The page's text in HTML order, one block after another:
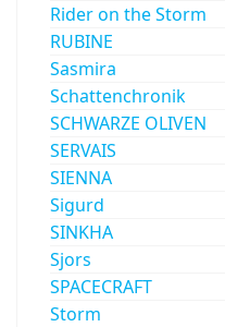
Rider on the Storm
RUBINE
Sasmira
Schattenchronik
SCHWARZE OLIVEN
SERVAIS
SIENNA
Sigurd
SINKHA
Sjors
SPACECRAFT
Storm